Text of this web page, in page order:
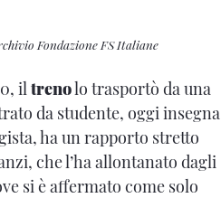
Fondazione FS Italiane
iltrenolo trasportò da una
da studente, oggi insegna
ha un rapporto stretto
che l’ha allontanato dagli
si è affermato come solo